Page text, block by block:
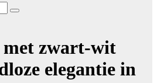
met zwart-wit
elegantie in